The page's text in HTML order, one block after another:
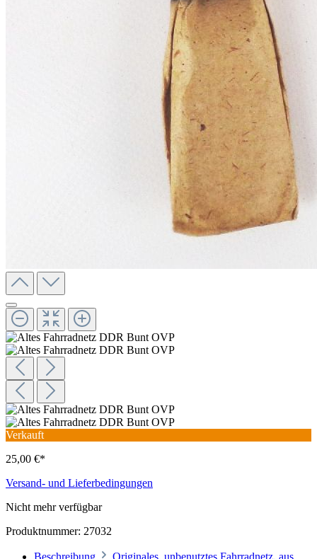
Verkauft
25,00 €*
Versand- und Lieferbedingungen
Nicht mehr verfügbar
Produktnummer: 27032
Beschreibung
Originales, unbenutztes Fahrradnetz, aus